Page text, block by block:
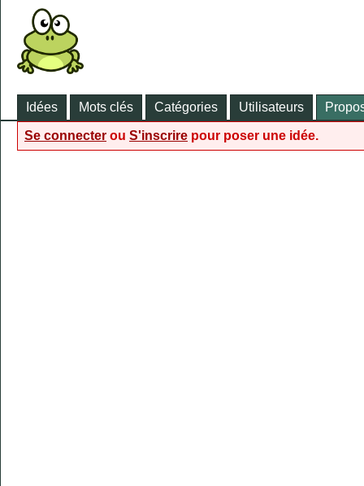
Idées Mots clés Catégories Utilisateurs
Se connecter ou S'inscrire pour poser une idée.